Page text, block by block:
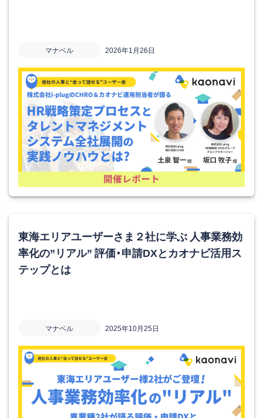
マナベル 2026年1月26日
東海エリアユーザーさま２社に学ぶ 人事業務効
率化の”リアル” 評価・申請DXとカオナビ活用ス
テップとは
マナベル 2025年10月25日